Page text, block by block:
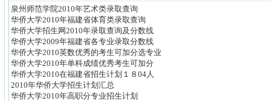
泉州师范学院2010年艺术类录取查询
华侨大学2010年福建省体育类录取查询
华侨大学招生网2010年录取查询及分数线
华侨大学2009年福建省各专业录取分数线
华侨大学2010英数优秀的考生可加分选专业
华侨大学2010年单科成绩优秀考生可加分
华侨大学2010在福建省招生计划１８04人
2010年华侨大学招生计划汇总
华侨大学2010年高职分专业招生计划